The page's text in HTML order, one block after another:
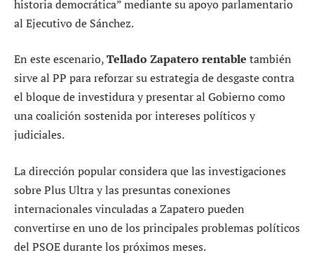
historia democrática” mediante su apoyo parlamentario
al Ejecutivo de Sánchez.
En este escenario,Tellado Zapatero rentable también
sirve al PP para reforzar su estrategia de desgaste contra
el bloque de investidura y presentar al Gobierno como
una coalición sostenida por intereses políticos y
judiciales.
La dirección popular considera que las investigaciones
sobre Plus Ultra y las presuntas conexiones
internacionales vinculadas a Zapatero pueden
convertirse en uno de los principales problemas políticos
del PSOE durante los próximos meses.